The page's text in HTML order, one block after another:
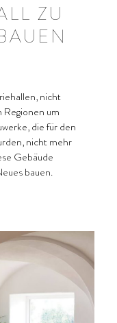
ZU
nicht
Regionen um
die für den
nicht mehr
Gebäude
bauen.